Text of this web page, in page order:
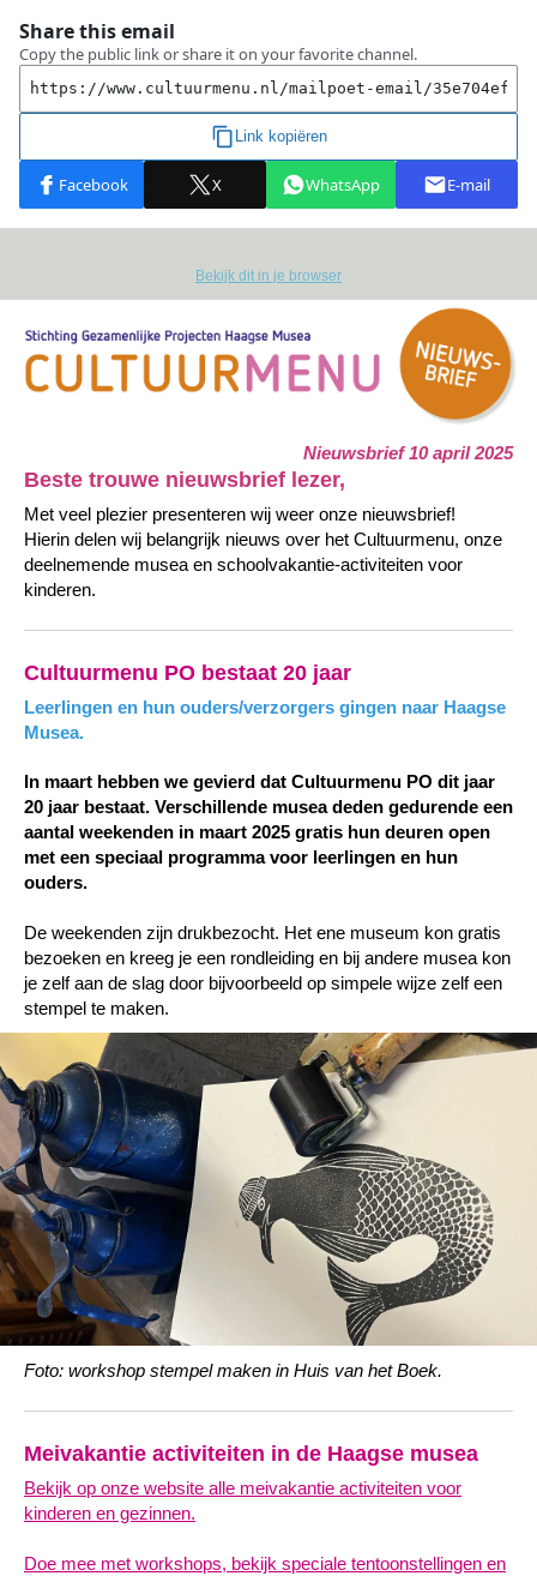
Bekijk dit in je browser
Nieuwsbrief 10 april 2025
Beste trouwe nieuwsbrief lezer,
Met veel plezier presenteren wij weer onze nieuwsbrief!
Hierin delen wij belangrijk nieuws over het Cultuurmenu, onze
deelnemende musea en schoolvakantie-activiteiten voor
kinderen.
Cultuurmenu PO bestaat 20 jaar
Leerlingen en hun ouders/verzorgers gingen naar Haagse
Musea.
In maart hebben we gevierd dat Cultuurmenu PO dit jaar
20 jaar bestaat. Verschillende musea deden gedurende een
aantal weekenden in maart 2025 gratis hun deuren open
met een speciaal programma voor leerlingen en hun
ouders.
De weekenden zijn drukbezocht. Het ene museum kon gratis
bezoeken en kreeg je een rondleiding en bij andere musea kon
je zelf aan de slag door bijvoorbeeld op simpele wijze zelf een
stempel te maken.
Foto: workshop stempel maken in Huis van het Boek.
Meivakantie activiteiten in de Haagse musea
Bekijk op onze website alle meivakantie activiteiten voor
kinderen en gezinnen.
Doe mee met workshops, bekijk speciale tentoonstellingen en